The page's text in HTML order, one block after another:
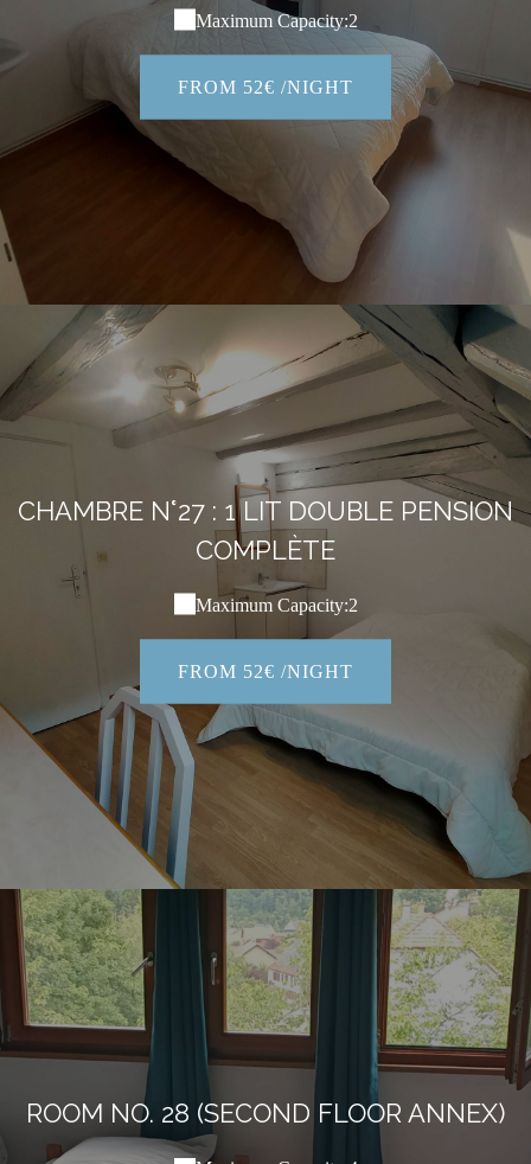
Maximum Capacity:2
FROM 52€ /NIGHT
CHAMBRE N°27 : 1 LIT DOUBLE PENSION
COMPLÈTE
Maximum Capacity:2
FROM 52€ /NIGHT
ROOM NO. 28 (SECOND FLOOR ANNEX)